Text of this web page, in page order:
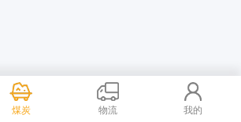
煤炭 物流 我的